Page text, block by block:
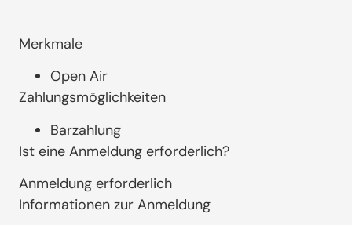
Merkmale
Open Air
Zahlungsmöglichkeiten
Barzahlung
Ist eine Anmeldung erforderlich?
Anmeldung erforderlich
Informationen zur Anmeldung